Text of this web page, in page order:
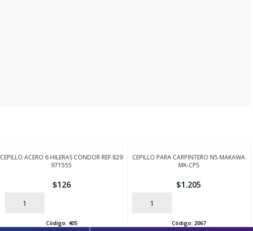
CEPILLO ACERO 6 HILERAS CONDOR REF 829
971555
$126
AÑADIR
Código: 405
CEPILLO PARA CARPINTERO N5 MAKAWA
MK-CP5
$1.205
AÑADIR
Código: 2067